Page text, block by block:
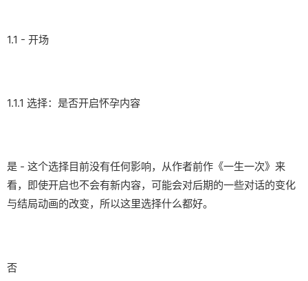
1.1 - 开场
1.1.1 选择：是否开启怀孕内容
是 - 这个选择目前没有任何影响，从作者前作《一生一次》来
看，即使开启也不会有新内容，可能会对后期的一些对话的变化
与结局动画的改变，所以这里选择什么都好。
否